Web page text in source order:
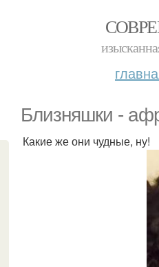
Близняшки -
Какие же они чудные, ну!